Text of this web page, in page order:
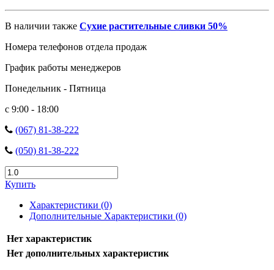
В наличии также Сухие растительные сливки 50%
Номера телефонов отдела продаж
График работы менеджеров
Понедельник - Пятница
с 9:00 - 18:00
(067) 81-38-222
(050) 81-38-222
Купить
Характеристики (0)
Дополнительные Характеристики (0)
Нет характеристик
Нет дополнительных характеристик